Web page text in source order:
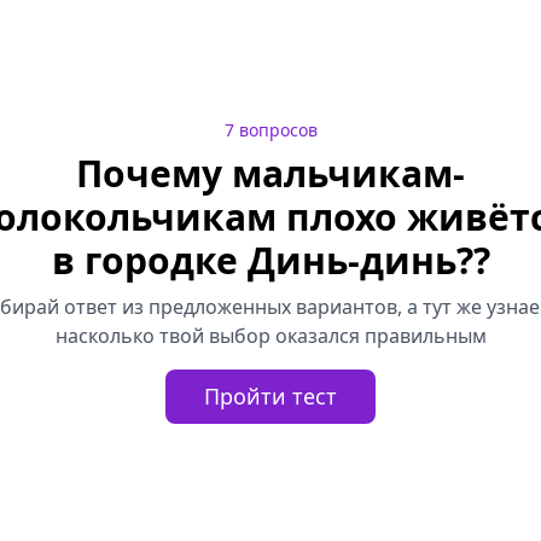
7вопросов
Почему мальчикам-
плохо
в городке Динь-динь??
ответ из предложенных вариантов, а тут же
насколько твой выбор оказался правильным
Пройти тест